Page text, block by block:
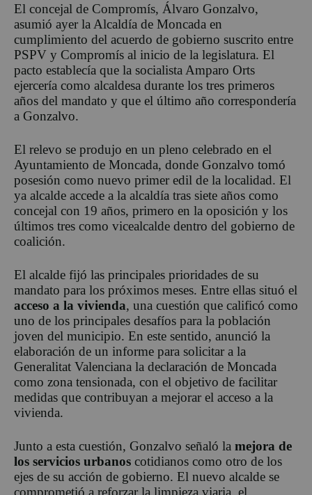
El concejal de Compromís, Álvaro Gonzalvo,
asumió ayer la Alcaldía de Moncada en
cumplimiento del acuerdo de gobierno suscrito entre
PSPV y Compromís al inicio de la legislatura. El
pacto establecía que la socialista Amparo Orts
ejercería como alcaldesa durante los tres primeros
años del mandato y que el último año correspondería
a Gonzalvo.
El relevo se produjo en un pleno celebrado en el
Ayuntamiento de Moncada, donde Gonzalvo tomó
posesión como nuevo primer edil de la localidad. El
ya alcalde accede a la alcaldía tras siete años como
concejal con 19 años, primero en la oposición y los
últimos tres como vicealcalde dentro del gobierno de
coalición.
El alcalde fijó las principales prioridades de su
mandato para los próximos meses. Entre ellas situó el
acceso a la vivienda, una cuestión que calificó como
uno de los principales desafíos para la población
joven del municipio. En este sentido, anunció la
elaboración de un informe para solicitar a la
Generalitat Valenciana la declaración de Moncada
como zona tensionada, con el objetivo de facilitar
medidas que contribuyan a mejorar el acceso a la
vivienda.
Junto a esta cuestión, Gonzalvo señaló la mejora de
los servicios urbanos cotidianos como otro de los
ejes de su acción de gobierno. El nuevo alcalde se
comprometió a reforzar la limpieza viaria, el